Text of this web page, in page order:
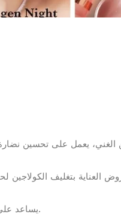
يساعد على تحسين نسيج البشرة وإصلاح حالات الجلد خلال أسبوعين.